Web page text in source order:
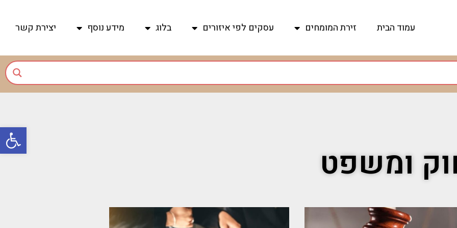
עמוד הבית זירת המומחים עסקים לפי איזורים בלוג מידע נוסף יצירת קשר
ומשפט